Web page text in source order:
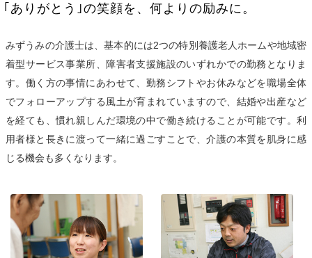
｢ありがとう｣の笑顔を、何よりの励みに。
みずうみの介護士は、基本的には2つの特別養護老人ホームや地域密
着型サービス事業所、障害者支援施設のいずれかでの勤務となりま
す。働く方の事情にあわせて、勤務シフトやお休みなどを職場全体
でフォローアップする風土が育まれていますので、結婚や出産など
を経ても、慣れ親しんだ環境の中で働き続けることが可能です。利
用者様と長きに渡って一緒に過ごすことで、介護の本質を肌身に感
じる機会も多くなります。